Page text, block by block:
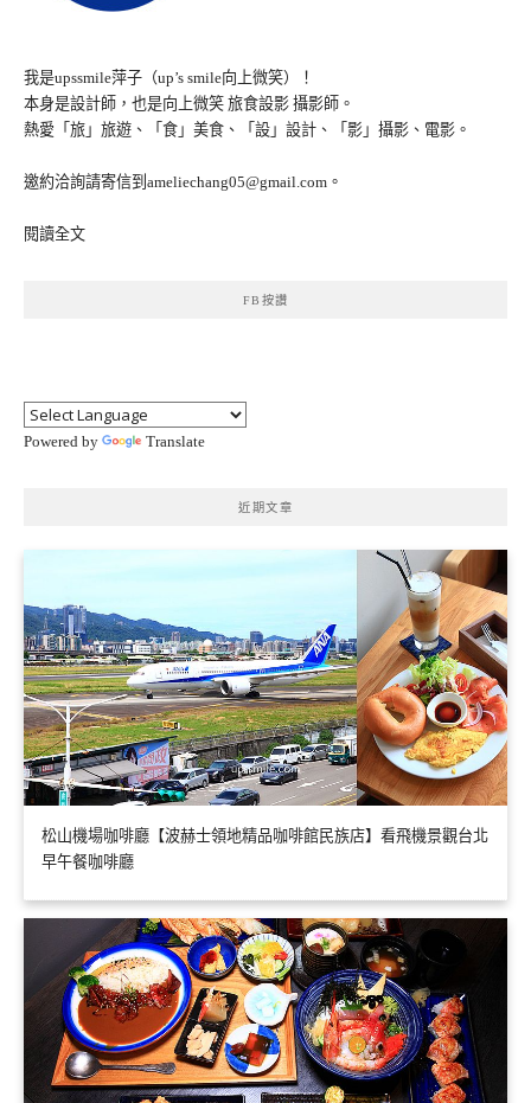
我是upssmile萍子（up’s smile向上微笑）！
本身是設計師，也是向上微笑 旅食設影 攝影師。
熱愛「旅」旅遊、「食」美食、「設」設計、「影」攝影、電影。
邀約洽詢請寄信到ameliechang05@gmail.com。
閱讀全文
FB按讚
Powered by Translate
近期文章
松山機場咖啡廳【波赫士領地精品咖啡館民族店】看飛機景觀台北
早午餐咖啡廳